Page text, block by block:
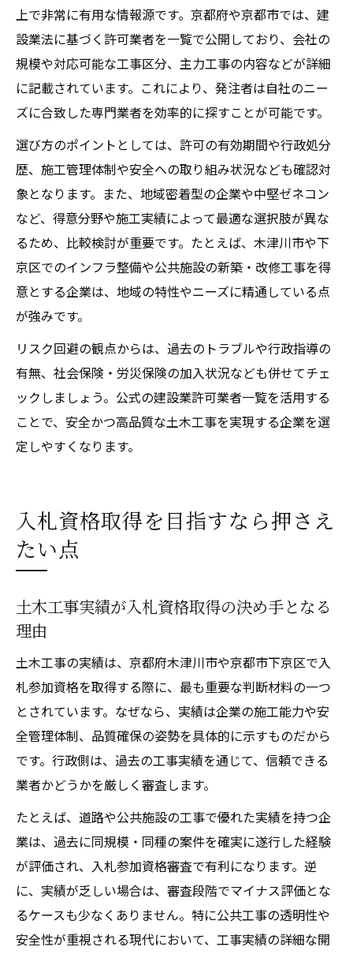
上で非常に有用な情報源です。京都府や京都市では、建
設業法に基づく許可業者を一覧で公開しており、会社の
規模や対応可能な工事区分、主力工事の内容などが詳細
に記載されています。これにより、発注者は自社のニー
ズに合致した専門業者を効率的に探すことが可能です。
選び方のポイントとしては、許可の有効期間や行政処分
歴、施工管理体制や安全への取り組み状況なども確認対
象となります。また、地域密着型の企業や中堅ゼネコン
など、得意分野や施工実績によって最適な選択肢が異な
るため、比較検討が重要です。たとえば、木津川市や下
京区でのインフラ整備や公共施設の新築・改修工事を得
意とする企業は、地域の特性やニーズに精通している点
が強みです。
リスク回避の観点からは、過去のトラブルや行政指導の
有無、社会保険・労災保険の加入状況なども併せてチェ
ックしましょう。公式の建設業許可業者一覧を活用する
ことで、安全かつ高品質な土木工事を実現する企業を選
定しやすくなります。
入札資格取得を目指すなら押さえ
たい点
土木工事実績が入札資格取得の決め手となる
理由
土木工事の実績は、京都府木津川市や京都市下京区で入
札参加資格を取得する際に、最も重要な判断材料の一つ
とされています。なぜなら、実績は企業の施工能力や安
全管理体制、品質確保の姿勢を具体的に示すものだから
です。行政側は、過去の工事実績を通じて、信頼できる
業者かどうかを厳しく審査します。
たとえば、道路や公共施設の工事で優れた実績を持つ企
業は、過去に同規模・同種の案件を確実に遂行した経験
が評価され、入札参加資格審査で有利になります。逆
に、実績が乏しい場合は、審査段階でマイナス評価とな
るケースも少なくありません。特に公共工事の透明性や
安全性が重視される現代において、工事実績の詳細な開